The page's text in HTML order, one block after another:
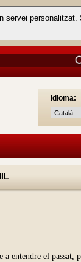
servei personalitzat.
Idioma:
entendre el passat,